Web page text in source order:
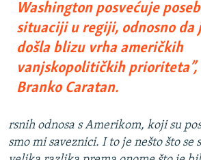
Washington posvećuje
situaciji u regiji, odnosno da
došla blizu vrha američkih
vanjskopolitičkih prioriteta”,
Branko Caratan.
rsnih odnosa s Amerikom, koji su
smo mi saveznici. I to je nešto što se